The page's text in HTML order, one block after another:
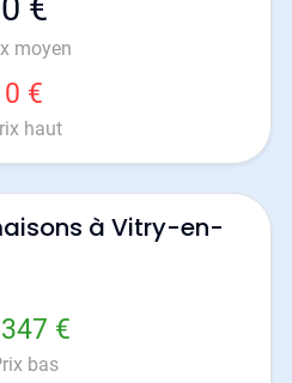
0 €
moyen
0 €
haut
à Vitry-en-
€
bas